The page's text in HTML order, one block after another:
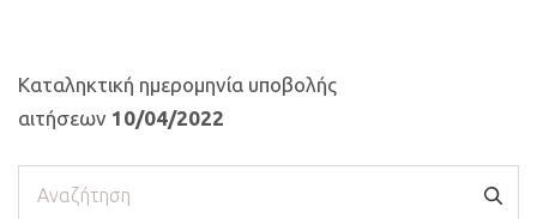
Καταληκτική ημερομηνία υποβολής
αιτήσεων 10/04/2022